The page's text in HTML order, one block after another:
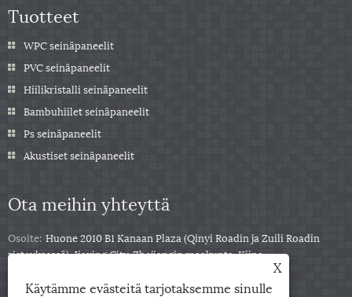
Tuotteet
WPC seinäpaneelit
PVC seinäpaneelit
Hiilikristalli seinäpaneelit
Bambuhiilet seinäpaneelit
Ps seinäpaneelit
Akustiset seinäpaneelit
Ota meihin yhteyttä
Osoite: Huone 2010 B1 Kanaan Plaza (Qinyi Roadin ja Zuili Roadin
risteyksessä), Jiaxing City, Zhejiangin maakunta, Kiina
X
Käytämme evästeitä tarjotaksemme sinulle